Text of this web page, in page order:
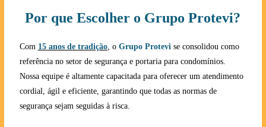
Por que Escolher o Grupo Protevi?
Com 15 anos de tradição, o Grupo Protevise consolidou como
referência no setor de segurança e portaria para condomínios.
Nossa equipe é altamente capacitada para oferecer um atendimento
cordial, ágil e eficiente, garantindo que todas as normas de
segurança sejam seguidas à risca.